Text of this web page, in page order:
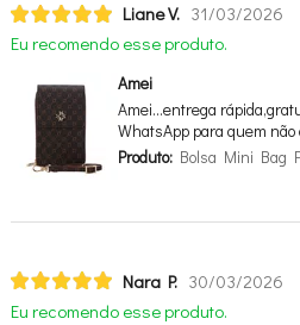
Liane V. 31/03/2026
Eu recomendo esse produto.
Amei
Amei…entrega
WhatsApp para quem
Produto:Bolsa Mini Bag
Nara P. 30/03/2026
Eu recomendo esse produto.